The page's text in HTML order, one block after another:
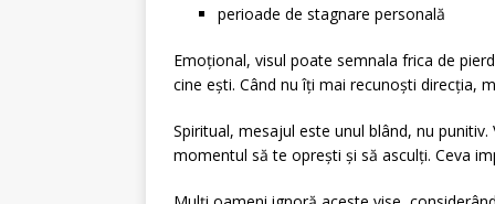
perioade de stagnare personală
Emoțional, visul poate semnala frica de
cine ești. Când nu îți mai recunoști direcția,
Spiritual, mesajul este unul blând, nu
momentul să te oprești și să asculți. Ceva